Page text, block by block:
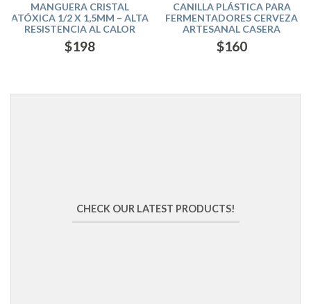
MANGUERA CRISTAL
ATÓXICA 1/2 X 1,5MM – ALTA
RESISTENCIA AL CALOR
$198
CANILLA PLÁSTICA PARA
FERMENTADORES CERVEZA
ARTESANAL CASERA
$160
CHECK OUR LATEST PRODUCTS!